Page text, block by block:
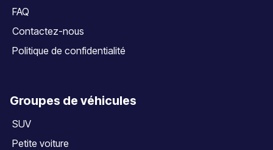
FAQ
Contactez-nous
Politique de confidentialité
Groupes de véhicules
SUV
Petite voiture